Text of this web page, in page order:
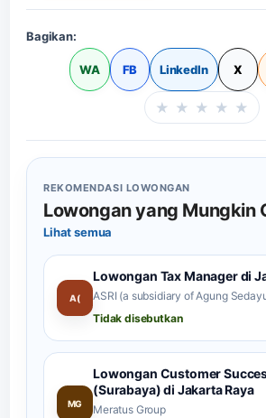
Bagikan:
WA FB LinkedIn X
★ ★ ★ ★ ★
REKOMENDASI LOWONGAN
Lowongan yang Mungkin
Lihat semua
A(
Lowongan Tax Manager di
ASRI (a subsidiary of Agung
Tidak disebutkan
MG
Lowongan Customer
(Surabaya) di Jakarta Raya
Meratus Group